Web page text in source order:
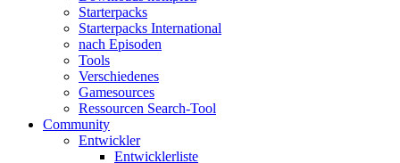
Starterpacks
Starterpacks International
nach Episoden
Tools
Verschiedenes
Gamesources
Ressourcen Search-Tool
Community
Entwickler
Entwicklerliste